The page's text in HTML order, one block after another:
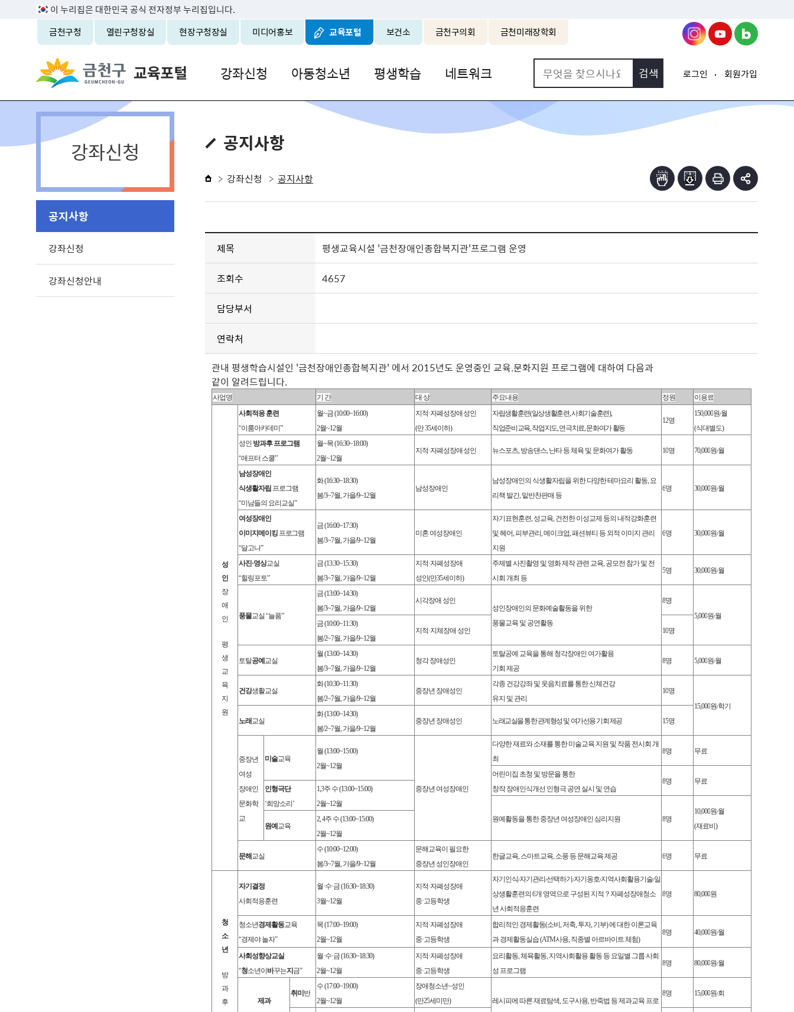
이 누리집은 대한민국 공식 전자정부 누리집입니다.
금천구청
열린구청장실 현장구청장실 미디어홍보 교육포털 보건소 금천구의회 금천미래장학회
강좌신청 아동청소년 평생학습 네트워크 로그인 회원가입
강좌신청
공지사항
강좌신청
강좌신청안내
공지사항
강좌신청 공지사항
제목 평생교육시설 '금천장애인종합복지관'프로그램 운영
조회수 4657
담당부서
연락처
관내 평생학습시설인 '금천장애인종합복지관' 에서 2015년도 운영중인 교육.문화지원 프로그램에 대하여 다음과
같이 알려드립니다.
사업명 기 간 대 상 주요내용 정원 이용료
성
인
장
애
인
평
생
교
육
지
원
사회적응 훈련
“이룸아카데미 ”
월~금(10:00~16:00)
2월~12월
지적·자폐성장애 성인
(만35세이하)
자립생활훈련(일상생활훈련,사회기술훈련),
직업준비교육,작업지도,연극치료,문화여가 활동
12명
150,000원/월
(식대별도)
성인 방과후 프로그램
“애프터 스쿨”
월~목(16:30~18:00)
2월~12월
지적·자폐성장애 성인 뉴스포츠, 방송댄스, 난타 등 체육 및 문화여가 활동 10명 70,000원/월
남성장애인
식생활자립 프로그램
“미남들의 요리교실”
화(16:30~18:30)
봄/3~7월, 가을/9~12월
남성장애인
남성장애인의 식생활자립을 위한 다양한 테마요리 활동, 요
리책 발간, 밑반찬판매 등
6명 30,000원/월
여성장애인
이 미지메이킹 프로그램
“달고나”
금(16:00~17:30)
봄/3~7월, 가을/9~12월
미혼 여성장애인
자기표현훈련,성교육, 건전한 이성교제 등의 내적강화훈련
및 헤어,피부관리 ,메이크업,패션뷰티 등 외적 이미지 관리
지원
6명 30,000원/월
사진·영상교실
“힐링포토”
금(13:30~15:30)
봄/3~7월, 가을/9~12월
지적·자폐성장애
성인(만35세이하)
주제별 사진촬영 및 영화 제작 관련 교육, 공모전 참가 및 전
시회 개최 등
5명 30,000원/월
풍물교실 “늘품”
금(13:00~14:30)
봄/3~7월, 가을/9~12월
시각장애 성인
성인장애인의 문화예술활동을 위한
풍물교육 및 공연활동
8명
5,000원/월
금(10:00~11:30)
봄/2~7월, 가을/9~12월
지적·지체장애 성인 10명
토탈공예 교실
월 (13:00~14:30)
봄/3~7월, 가을/9~12월
청각 장애성인
토탈공예 교육을 통해 청각장애인 여가활용
기회 제공
8명 5,000원/월
건강생활교실
화(10:30~11:30)
봄/2~7월, 가을/9~12월
중장년 장애성인
각종 건강강좌 및 웃음치료를 통한 신체건강
유지 및 관리
10명
15,000원/학기
노래교실
화(13:00~14:30)
봄/2~7월, 가을/9~12월
중장년 장애성인 노래교실을 통한 관계형성 및 여가선용 기회 제공 15명
중장년
여성
장애인
문화학
교
미술교육
월 (13:00~15:00)
2월~12월
중장년 여성장애인
다양한 재료와 소재를 통한 미술교육 지원 및 작품 전시회 개
최
8명 무료
어린이집 초청 및 방문을 통한
창작 장애인식개선 인형극 공연 실시 및 연습
8명
무료
인형극단
‘희망소리 ’
1,3주 수(13:00~15:00)
2월~12월
원예활동을 통한 중장년 여성장애인 심리지원
8명
10,000원/월
(재료비 )
원예 교육
2, 4주 수(13:00~15:00)
2월~12월
문해교실
수(10:00~12:00)
봄/3~7월, 가을/9~12월
문해교육이 필요한
중장년 성인장애인
한글교육, 스마트교육, 소풍 등 문해교육 제공 6명 무료
청
소
년
방
과
후
자기결정
사회적응훈련
월·수·금(16:30~18:30)
3월~12월
지적·자폐성장애
중·고등학생
자기인식/자기관리 /선택하기 /자기옹호/지역사회활용기술/일
상생활훈련의 6개 영역으로 구성된 지적 ？ 자폐성장애청소
년 사회적응훈련
8명 80,000원
청소년경제활동교육
“경제야 놀자”
목(17:00~19:00)
2월~12월
지적·자폐성장애
중·고등학생
합리적인 경제활동(소비 , 저축, 투자, 기부)에 대한 이론교육
과 경제활동실습(ATM사용, 직종별 아르바이트 체험)
8명 40,000원/월
사회성향상교실
“청소년이 바꾸는지 금”
월·수·금(16:30~18:30)
2월~12월
지적·자폐성장애
중·고등학생
요리활동,체육활동, 지역사회활용 활동 등 요일별 그룹 사회
성 프로그램
8명 80,000원/월
제과
취미 반
수(17:00~19:00)
2월~12월
장애청소년~성인
(만25세미만) 레시피에 따른 재료탐색, 도구사용, 반죽법 등 제과교육 프로
8명 15,000원/회